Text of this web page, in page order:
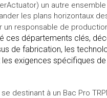
un autre ensemble
les plans horizontaux
un responsable de
ces départements clés,
de fabrication, les
exigences spécifiques
destinant à un Bac Pro